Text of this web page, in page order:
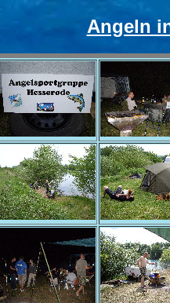
Angeln